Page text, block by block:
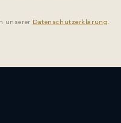
unserer Datenschutzerklärung.